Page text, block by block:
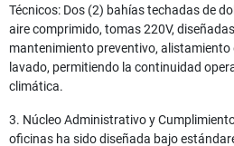
Técnicos: Dos (2) bahías techadas de
aire comprimido, tomas 220V,
mantenimiento preventivo, alistamiento
lavado, permitiendo la continuidad
climática.
3. Núcleo Administrativo y
oficinas ha sido diseñada bajo